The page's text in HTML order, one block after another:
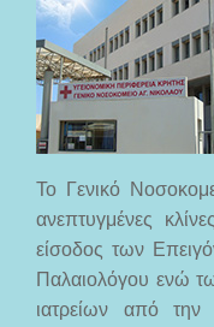
Το Γενικό
ανεπτυγμένες
είσοδος των
Παλαιολόγου ενώ
ιατρείων από